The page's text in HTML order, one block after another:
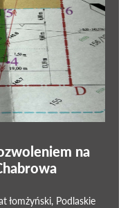
na
łomżyński, Podlaskie